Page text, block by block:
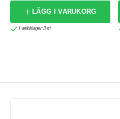
LÄGG I VARUKORG
I webblager: 3 st